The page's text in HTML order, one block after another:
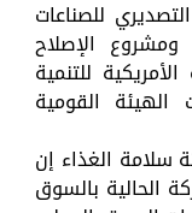
للصناعات
ومشروع الإصلاح
للتنمية
القومية
سلامة الغذاء إن
الحالية بالسوق